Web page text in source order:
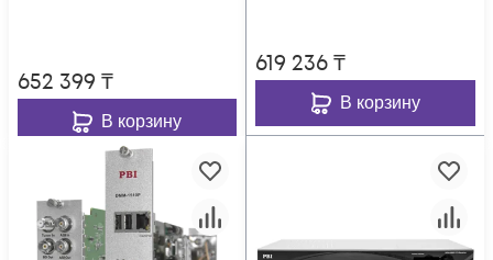
652 399 ₸
В корзину
619 236₸
В корзину